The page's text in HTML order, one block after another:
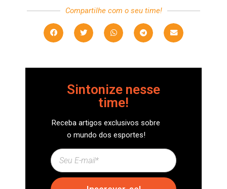
Compartilhe com o seu time!
Sintonize nesse
time!
Receba artigos exclusivos sobre
o mundo dos esportes!